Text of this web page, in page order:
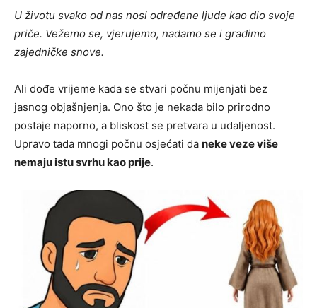
U životu svako od nas nosi određene ljude kao dio svoje
priče. Vežemo se, vjerujemo, nadamo se i gradimo
zajedničke snove.
Ali dođe vrijeme kada se stvari počnu mijenjati bez
jasnog objašnjenja. Ono što je nekada bilo prirodno
postaje naporno, a bliskost se pretvara u udaljenost.
Upravo tada mnogi počnu osjećati da neke veze više
nemaju istu svrhu kao prije.